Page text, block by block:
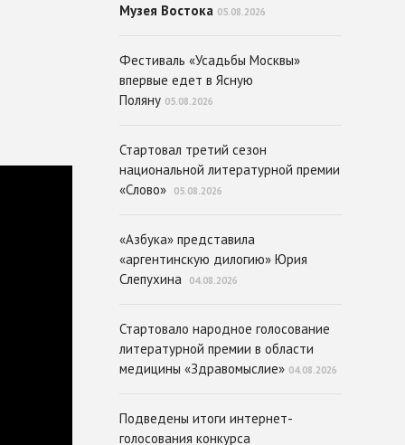
Музея Востока 05.08.2026
Фестиваль «Усадьбы Москвы»
впервые едет в Ясную
Поляну 05.08.2026
Стартовал третий сезон
национальной литературной премии
«Слово»
05.08.2026
«Азбука» представила
«аргентинскую дилогию» Юрия
Слепухина
04.08.2026
Стартовало народное голосование
литературной премии в области
медицины «Здравомыслие» 04.08.2026
Подведены итоги интернет-
голосования конкурса